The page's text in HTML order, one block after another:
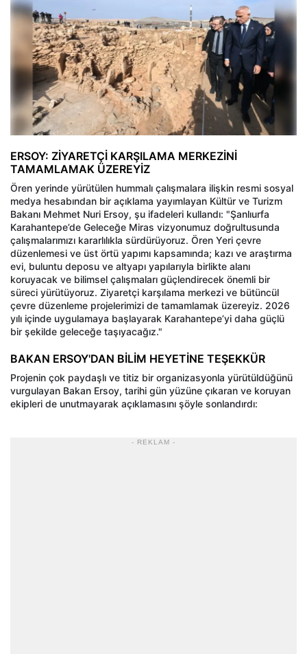
ERSOY: ZİYARETÇİ KARŞILAMA MERKEZİNİ
TAMAMLAMAK ÜZEREYİZ
Ören yerinde yürütülen hummalı çalışmalara ilişkin resmi sosyal
medya hesabından bir açıklama yayımlayan Kültür ve Turizm
Bakanı Mehmet Nuri Ersoy, şu ifadeleri kullandı: "Şanlıurfa
Karahantepe’de Geleceğe Miras vizyonumuz doğrultusunda
çalışmalarımızı kararlılıkla sürdürüyoruz. Ören Yeri çevre
düzenlemesi ve üst örtü yapımı kapsamında; kazı ve araştırma
evi, buluntu deposu ve altyapı yapılarıyla birlikte alanı
koruyacak ve bilimsel çalışmaları güçlendirecek önemli bir
süreci yürütüyoruz. Ziyaretçi karşılama merkezi ve bütüncül
çevre düzenleme projelerimizi de tamamlamak üzereyiz. 2026
yılı içinde uygulamaya başlayarak Karahantepe’yi daha güçlü
bir şekilde geleceğe taşıyacağız."
BAKAN ERSOY'DAN BİLİM HEYETİNE TEŞEKKÜR
Projenin çok paydaşlı ve titiz bir organizasyonla yürütüldüğünü
vurgulayan Bakan Ersoy, tarihi gün yüzüne çıkaran ve koruyan
ekipleri de unutmayarak açıklamasını şöyle sonlandırdı:
- REKLAM -